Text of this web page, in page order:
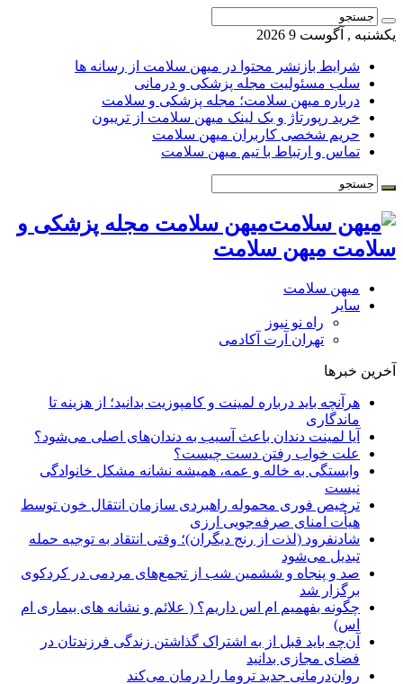
یکشنبه , آگوست 9 2026
شرایط بازنشر محتوا در میهن سلامت از رسانه ها
سلب مسئولیت مجله پزشکی و درمانی
درباره میهن سلامت؛ مجله پزشکی و سلامت
خرید رپورتاژ و بک لینک میهن سلامت از تریبون
حریم شخصی کاربران میهن سلامت
تماس و ارتباط با تیم میهن سلامت
میهن سلامت مجله پزشکی و
سلامت میهن سلامت
میهن سلامت
سایر
راه نو نیوز
تهران آرت آکادمی
آخرین خبرها
هرآنچه باید درباره لمینت و کامپوزیت بدانید؛ از هزینه تا
ماندگاری
آیا لمینت دندان باعث آسیب به دندان‌های اصلی می‌شود؟
علت خواب رفتن دست چیست؟
وابستگی به خاله و عمه، همیشه نشانه مشکل خانوادگی
نیست
ترخیص فوری محموله راهبردی سازمان انتقال خون توسط
هیأت امنای صرفه‌جویی ارزی
شادنفرود (لذت از رنج دیگران)؛ وقتی انتقاد به توجیه حمله
تبدیل می‌شود
صد و پنجاه‌ و ششمین شب از تجمع‌های مردمی در کردکوی
برگزار شد
چگونه بفهمیم ام اس داریم؟ ( علائم و نشانه های بیماری ام
اس)
آن‌چه باید قبل از به اشتراک گذاشتن زندگی فرزندتان در
فضای مجازی بدانید
روان‌درمانی جدید تروما را درمان می‌کند